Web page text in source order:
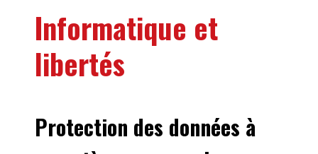
Informatique et
libertés
Protection des données à